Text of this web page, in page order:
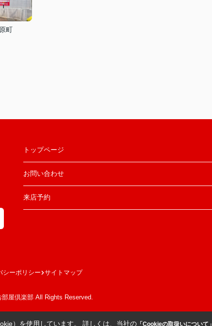
町
トップページ
お問い合わせ
来店予約
シーポリシー サイトマップ
屋倶楽部 All Rights Reserved.
）を使用しています。 詳しくは、当社の「Cookieの取扱いについて」